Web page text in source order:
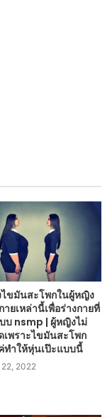
ไขมันสะโพกในผู้หญิง
ายเหล่านี้เพื่อร่างกายที่
บ nsmp | ผู้หญิงไม่
เพราะไขมันสะโพก
ทำให้หุ่นเป๊ะแบบนี้
2022